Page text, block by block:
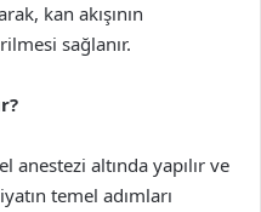
kan akışının
sağlanır.
anestezi altında yapılır ve
temel adımları